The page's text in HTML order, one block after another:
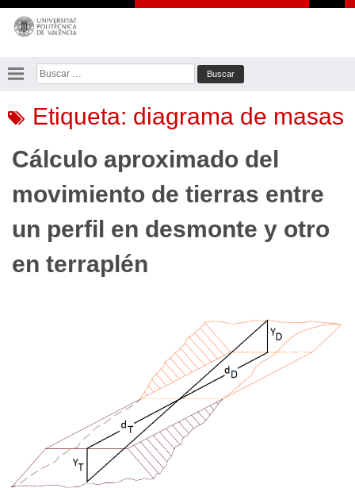
Saltar
contenido
Buscar:
Etiqueta: diagrama de masas
Cálculo aproximado del
movimiento de tierras entre
un perfil en desmonte y otro
en terraplén